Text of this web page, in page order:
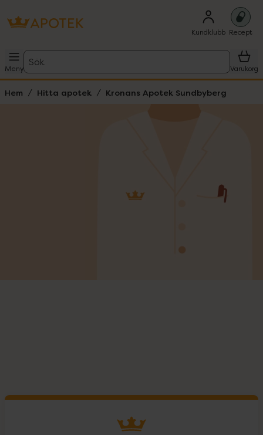
Kundklubb Recept
Meny
Sök
Varukorg
Hem Hitta apotek Kronans Apotek Sundbyberg